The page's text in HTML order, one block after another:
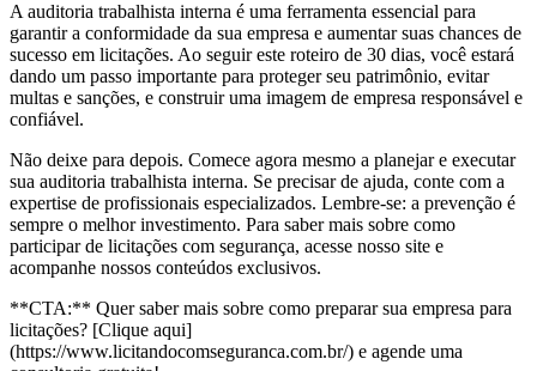
A auditoria trabalhista interna é uma ferramenta essencial para
garantir a conformidade da sua empresa e aumentar suas chances de
sucesso em licitações. Ao seguir este roteiro de 30 dias, você estará
dando um passo importante para proteger seu patrimônio, evitar
multas e sanções, e construir uma imagem de empresa responsável e
confiável.
Não deixe para depois. Comece agora mesmo a planejar e executar
sua auditoria trabalhista interna. Se precisar de ajuda, conte com a
expertise de profissionais especializados. Lembre-se: a prevenção é
sempre o melhor investimento. Para saber mais sobre como
participar de licitações com segurança, acesse nosso site e
acompanhe nossos conteúdos exclusivos.
**CTA:** Quer saber mais sobre como preparar sua empresa para
licitações? [Clique aqui]
(https://www.licitandocomseguranca.com.br/) e agende uma